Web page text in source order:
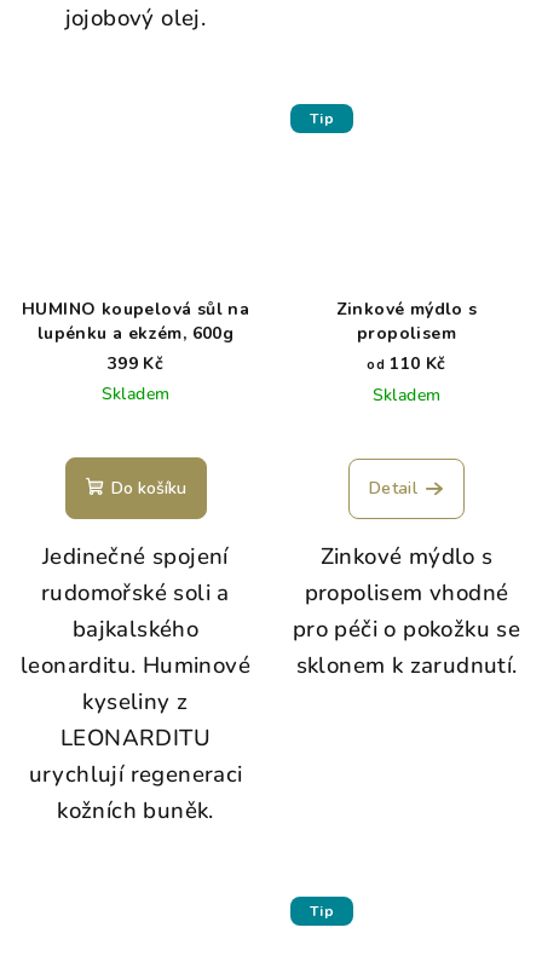
jojobový olej.
HUMINO koupelová sůl na
lupénku a ekzém, 600g
399 Kč
Skladem
Do košíku
Jedinečné spojení
rudomořské soli a
bajkalského
leonarditu. Huminové
kyseliny z
LEONARDITU
urychlují regeneraci
kožních buněk.
Tip
Zinkové mýdlo s
propolisem
od 110 Kč
Skladem
Detail
Zinkové mýdlo s
propolisem vhodné
pro péči o pokožku se
sklonem k zarudnutí.
Tip